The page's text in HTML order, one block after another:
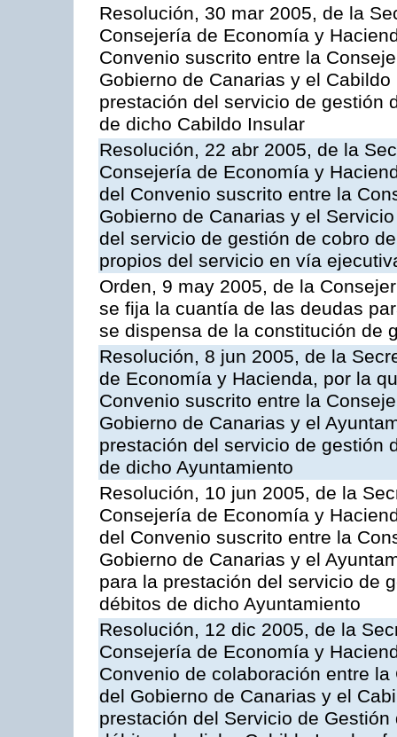
Resolución, 30 mar 2005, de la
Consejería de Economía y
Convenio suscrito entre la
Gobierno de Canarias y el
prestación del servicio de gestión
de dicho Cabildo Insular
Resolución, 22 abr 2005, de la
Consejería de Economía y
del Convenio suscrito entre la
Gobierno de Canarias y el
del servicio de gestión de cobro
propios del servicio en vía
Orden, 9 may 2005, de la
se fija la cuantía de las deudas
se dispensa de la constitución de
Resolución, 8 jun 2005, de la
de Economía y Hacienda, por la
Convenio suscrito entre la
Gobierno de Canarias y el
prestación del servicio de gestión
de dicho Ayuntamiento
Resolución, 10 jun 2005, de la
Consejería de Economía y
del Convenio suscrito entre la
Gobierno de Canarias y el
para la prestación del servicio de
débitos de dicho Ayuntamiento
Resolución, 12 dic 2005, de la
Consejería de Economía y
Convenio de colaboración entre
del Gobierno de Canarias y el
prestación del Servicio de